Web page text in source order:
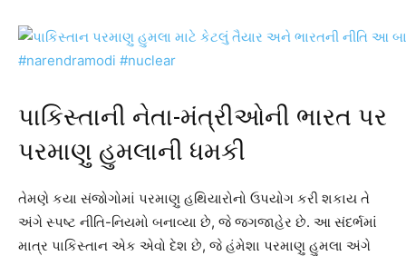
પાકિસ્તાની નેતા-મંત્રીઓની ભારત પર
પરમાણુ હુમલાની ધમકી
તેમણે કયા સંજોગોમાં પરમાણુ હથિયારોનો ઉપયોગ કરી શકાય તે
અંગે સ્પષ્ટ નીતિ-નિયમો બનાવ્યા છે, જે જગજાહેર છે. આ સંદર્ભમાં
માત્ર પાકિસ્તાન એક એવો દેશ છે, જે હંમેશા પરમાણુ હુમલા અંગે